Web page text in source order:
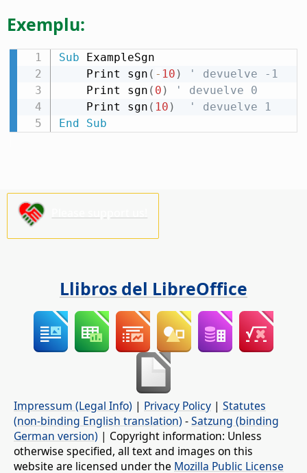
Exemplu:
Sub ExampleSgn
    Print sgn
( - 10 )
' devuelve -1
    Print sgn
( 0 )
' devuelve 0
    Print sgn
( 10 )
' devuelve 1
End
Sub
Llibros del LibreOffice
Impressum (Legal Info) | Privacy Policy | Statutes
(non-binding English translation) -Satzung (binding
German version) | Copyright information: Unless
otherwise specified, all text and images on this
website are licensed under the Mozilla Public License